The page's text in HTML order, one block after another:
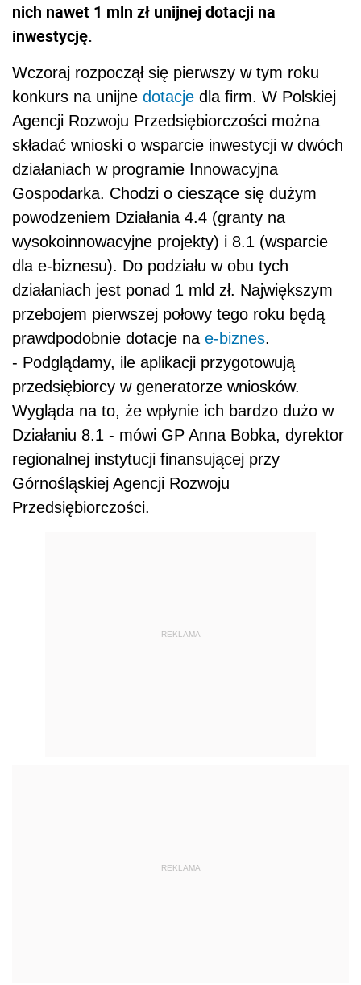
nich nawet 1 mln zł unijnej dotacji na
inwestycję.
Wczoraj rozpoczął się pierwszy w tym roku
konkurs na unijne dotacje dla firm. W Polskiej
Agencji Rozwoju Przedsiębiorczości można
składać wnioski o wsparcie inwestycji w dwóch
działaniach w programie Innowacyjna
Gospodarka. Chodzi o cieszące się dużym
powodzeniem Działania 4.4 (granty na
wysokoinnowacyjne projekty) i 8.1 (wsparcie
dla e-biznesu). Do podziału w obu tych
działaniach jest ponad 1 mld zł. Największym
przebojem pierwszej połowy tego roku będą
prawdpodobnie dotacje na e-biznes.
- Podglądamy, ile aplikacji przygotowują
przedsiębiorcy w generatorze wniosków.
Wygląda na to, że wpłynie ich bardzo dużo w
Działaniu 8.1 - mówi GP Anna Bobka, dyrektor
regionalnej instytucji finansującej przy
Górnośląskiej Agencji Rozwoju
Przedsiębiorczości.
REKLAMA
REKLAMA